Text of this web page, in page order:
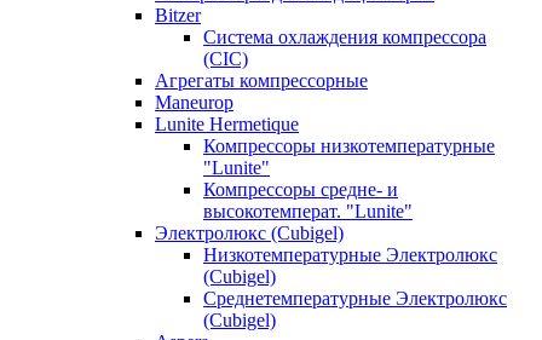
Bitzer
Система охлаждения компрессора
(CIC)
Агрегаты компрессорные
Maneurop
Lunite Hermetique
Компрессоры низкотемпературные
"Lunite"
Компрессоры средне- и
высокотемперат. "Lunite"
Электролюкс (Cubigel)
Низкотемпературные Электролюкс
(Cubigel)
Среднетемпературные Электролюкс
(Cubigel)